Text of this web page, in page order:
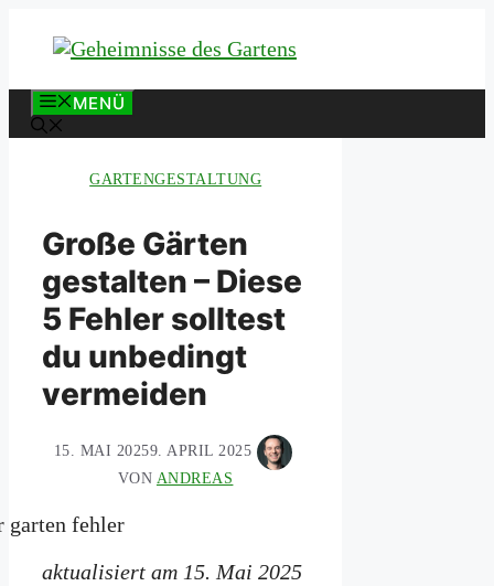
Inhalt
MENÜ
GARTENGESTALTUNG
Große Gärten
gestalten – Diese
5 Fehler solltest
du unbedingt
vermeiden
15. MAI 20259. APRIL 2025
VON ANDREAS
aktualisiert am 15. Mai 2025